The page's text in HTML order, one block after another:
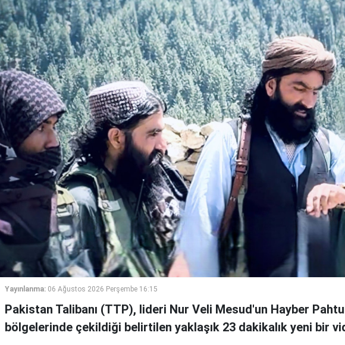
Yayınlanma: 06 Ağustos 2026 Perşembe 16:15
Pakistan Talibanı (TTP), lideri Nur Veli Mesud'un Hayber
bölgelerinde çekildiği belirtilen yaklaşık 23 dakikalık yeni bir